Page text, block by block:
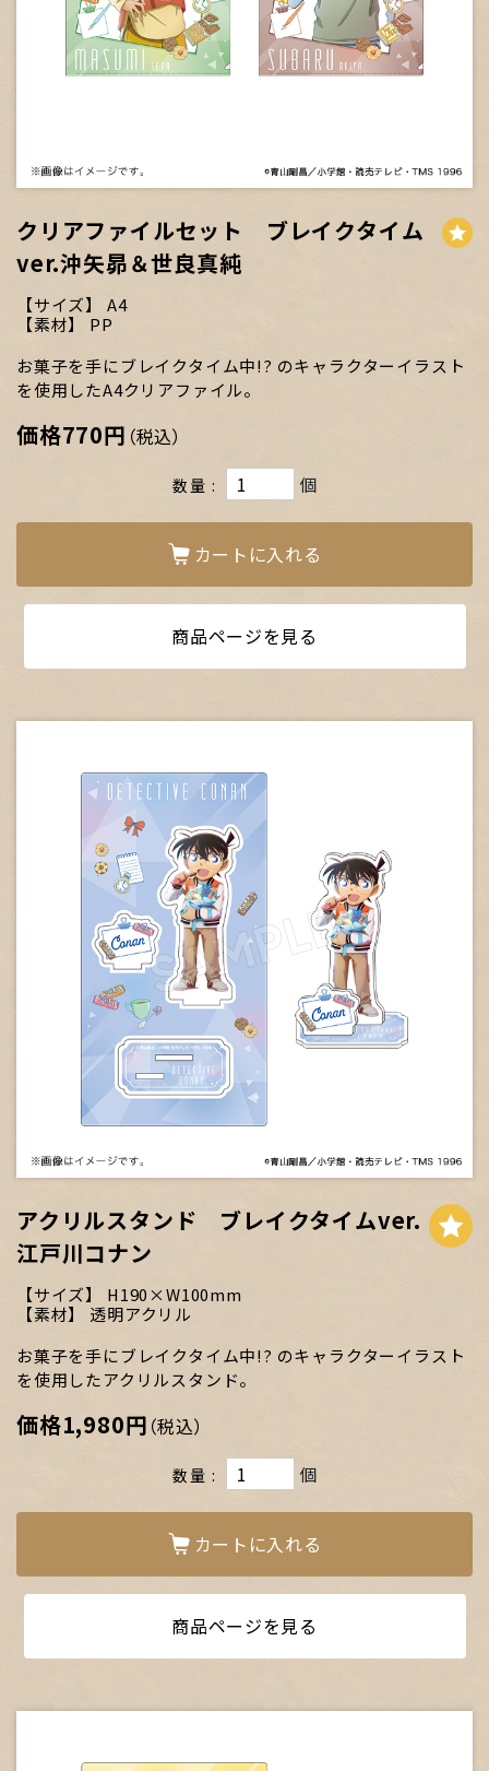
クリアファイルセット ブレイクタイム
ver.沖矢昴＆世良真純
サイズ
A4
素材
PP
お菓子を手にブレイクタイム中!? のキャラクターイラスト
を使用したA4クリアファイル。
価格770円 （税込）
数量 個
カートに入れる
商品ページを見る
アクリルスタンド ブレイクタイムver.
江戸川コナン
サイズ
H190×W100mm
素材
透明アクリル
お菓子を手にブレイクタイム中!? のキャラクターイラスト
を使用したアクリルスタンド。
価格1,980円 （税込）
数量 個
カートに入れる
商品ページを見る